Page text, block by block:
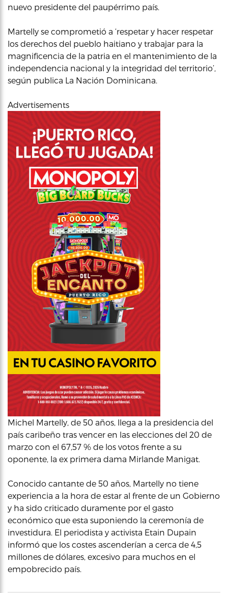
nuevo presidente del paupérrimo país.
Martelly se comprometió a ‘respetar y hacer respetar
los derechos del pueblo haitiano y trabajar para la
magnificencia de la patria en el mantenimiento de la
independencia nacional y la integridad del territorio’,
según publica La Nación Dominicana.
Advertisements
Michel Martelly, de 50 años, llega a la presidencia del
país caribeño tras vencer en las elecciones del 20 de
marzo con el 67,57 % de los votos frente a su
oponente, la ex primera dama Mirlande Manigat.
Conocido cantante de 50 años, Martelly no tiene
experiencia a la hora de estar al frente de un Gobierno
y ha sido criticado duramente por el gasto
económico que esta suponiendo la ceremonía de
investidura. El periodista y activista Etain Dupain
informó que los costes ascenderían a cerca de 4,5
millones de dólares, excesivo para muchos en el
empobrecido país.